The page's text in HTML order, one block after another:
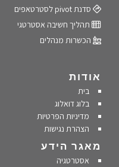
סדנת pivot לסטרטאפים
תהליך חשיבה אסטרטגי
הכשרות מנהלים
אודות
בית
בלוג דואלוג
מדיניות הפרטיות
הצהרת נגישות
מאגר הידע
אסטרטגיה